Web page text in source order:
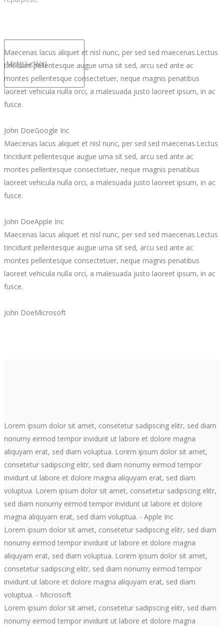
Maecenas lacus aliquet et nisl nunc, per sed sed maecenas.Lectus
tincidunt pellentesque augue urna sit sed, arcu sed ante ac
montes pellentesque consectetuer, neque magnis penatibus
laoreet vehicula nulla orci, a malesuada justo laoreet ipsum, in ac
fusce.
John DoeGoogle Inc
Maecenas lacus aliquet et nisl nunc, per sed sed maecenas.Lectus
tincidunt pellentesque augue urna sit sed, arcu sed ante ac
montes pellentesque consectetuer, neque magnis penatibus
laoreet vehicula nulla orci, a malesuada justo laoreet ipsum, in ac
fusce.
John DoeApple Inc
Maecenas lacus aliquet et nisl nunc, per sed sed maecenas.Lectus
tincidunt pellentesque augue urna sit sed, arcu sed ante ac
montes pellentesque consectetuer, neque magnis penatibus
laoreet vehicula nulla orci, a malesuada justo laoreet ipsum, in ac
fusce.
John DoeMicrosoft
Lorem ipsum dolor sit amet, consetetur sadipscing elitr, sed diam
nonumy eirmod tempor invidunt ut labore et dolore magna
aliquyam erat, sed diam voluptua. Lorem ipsum dolor sit amet,
consetetur sadipscing elitr, sed diam nonumy eirmod tempor
invidunt ut labore et dolore magna aliquyam erat, sed diam
voluptua. Lorem ipsum dolor sit amet, consetetur sadipscing elitr,
sed diam nonumy eirmod tempor invidunt ut labore et dolore
magna aliquyam erat, sed diam voluptua. - Apple Inc
Lorem ipsum dolor sit amet, consetetur sadipscing elitr, sed diam
nonumy eirmod tempor invidunt ut labore et dolore magna
aliquyam erat, sed diam voluptua. Lorem ipsum dolor sit amet,
consetetur sadipscing elitr, sed diam nonumy eirmod tempor
invidunt ut labore et dolore magna aliquyam erat, sed diam
voluptua. - Microsoft
Lorem ipsum dolor sit amet, consetetur sadipscing elitr, sed diam
nonumy eirmod tempor invidunt ut labore et dolore magna